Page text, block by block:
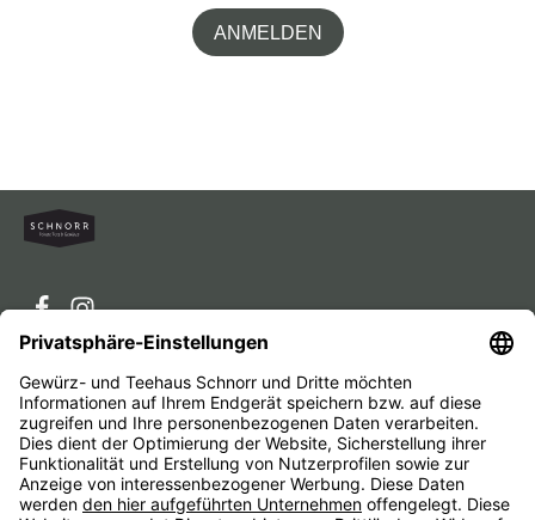
ANMELDEN
Service-Hotline
Service
Unternehmen